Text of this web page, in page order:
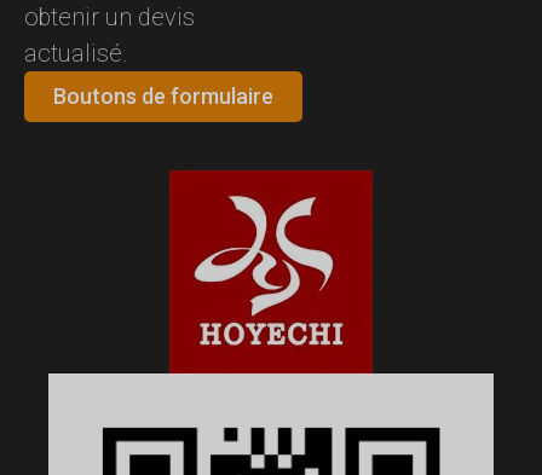
obtenir un devis
actualisé.
Boutons de formulaire